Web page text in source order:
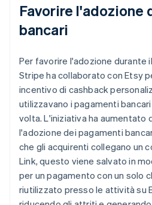
Favorire l'adozione
bancari
Per favorire l'adozione durante
Stripe ha collaborato con Etsy
incentivo di cashback
utilizzavano i pagamenti
volta. L'iniziativa ha aumentato
l'adozione dei pagamenti
che gli acquirenti collegano un
Link, questo viene salvato in
per un pagamento con un solo
riutilizzato presso le attività su